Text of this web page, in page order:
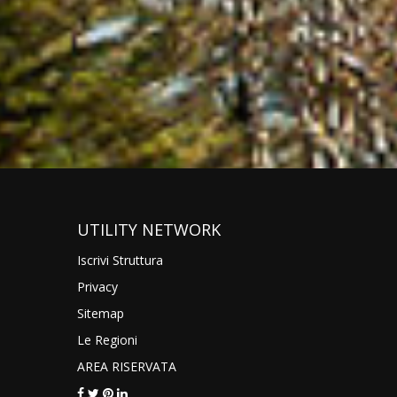
UTILITY NETWORK
Iscrivi Struttura
Privacy
Sitemap
Le Regioni
AREA RISERVATA